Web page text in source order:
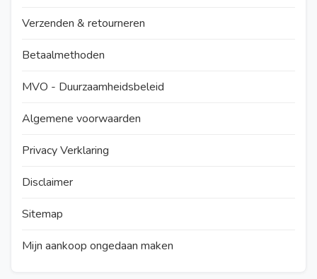
Verzenden & retourneren
Betaalmethoden
MVO - Duurzaamheidsbeleid
Algemene voorwaarden
Privacy Verklaring
Disclaimer
Sitemap
Mijn aankoop ongedaan maken